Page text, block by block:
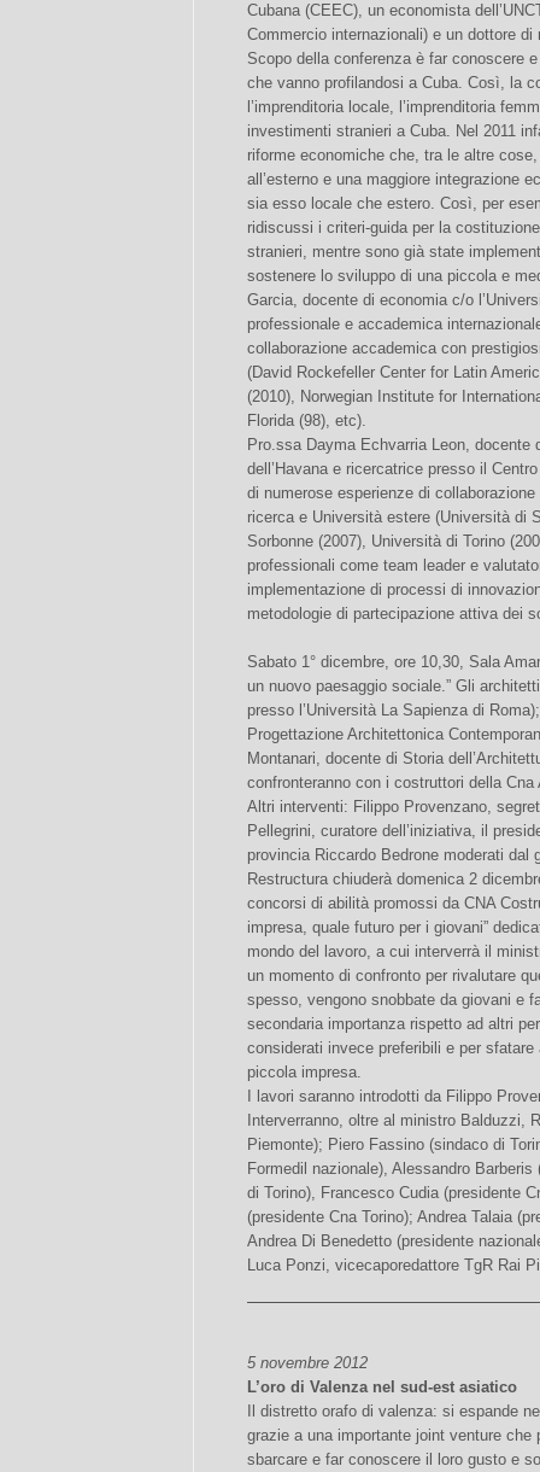
Cubana (CEEC), un economista
Commercio internazionali) e un dottore di
Scopo della conferenza è far conoscere
che vanno profilandosi a Cuba. Così, la
l’imprenditoria locale, l’imprenditoria
investimenti stranieri a Cuba. Nel 2011
riforme economiche che, tra le altre
all’esterno e una maggiore integrazione
sia esso locale che estero. Così, per
ridiscussi i criteri-guida per la
stranieri, mentre sono già state
sostenere lo sviluppo di una piccola e
Garcia, docente di economia c/o
professionale e accademica
collaborazione accademica con
(David Rockefeller Center for Latin
(2010), Norwegian Institute for
Florida (98), etc).
Pro.ssa Dayma Echvarria Leon, docente
dell’Havana e ricercatrice presso il
di numerose esperienze di
ricerca e Università estere (Università di
Sorbonne (2007), Università di Torino
professionali come team leader e
implementazione di processi di
metodologie di partecipazione attiva dei
Sabato 1° dicembre, ore 10,30, Sala
un nuovo paesaggio sociale.” Gli
presso l’Università La Sapienza di
Progettazione Architettonica
Montanari, docente di Storia
confronteranno con i costruttori della
Altri interventi: Filippo Provenzano,
Pellegrini, curatore dell’iniziativa, il
provincia Riccardo Bedrone moderati dal
Restructura chiuderà domenica 2
concorsi di abilità promossi da CNA
impresa, quale futuro per i giovani”
mondo del lavoro, a cui interverrà il
un momento di confronto per rivalutare
spesso, vengono snobbate da giovani e
secondaria importanza rispetto ad altri
considerati invece preferibili e per
piccola impresa.
I lavori saranno introdotti da Filippo
Interverranno, oltre al ministro Balduzzi,
Piemonte); Piero Fassino (sindaco di
Formedil nazionale), Alessandro
di Torino), Francesco Cudia (presidente
(presidente Cna Torino); Andrea Talaia
Andrea Di Benedetto (presidente
Luca Ponzi, vicecaporedattore TgR Rai
5 novembre 2012
L’oro di Valenza nel sud-est asiatico
Il distretto orafo di valenza: si espande
grazie a una importante joint venture
sbarcare e far conoscere il loro gusto e